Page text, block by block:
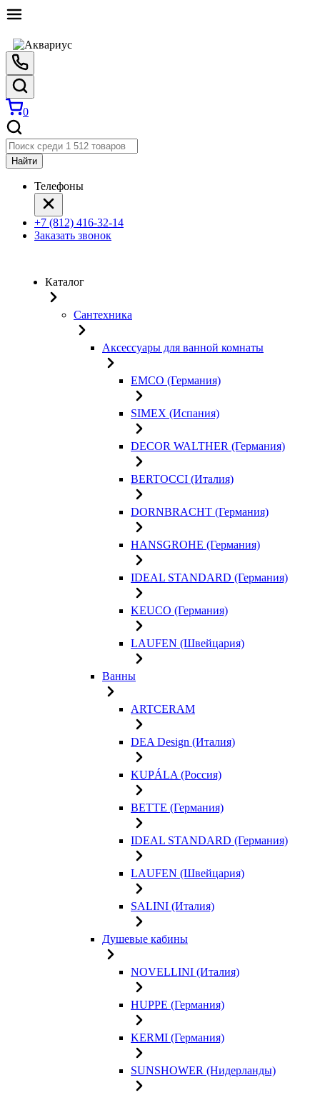
0
Найти
Телефоны
+7 (812) 416-32-14
Заказать звонок
Каталог
Сантехника
Аксессуары для ванной комнаты
EMCO (Германия)
SIMEX (Испания)
DECOR WALTHER (Германия)
BERTOCCI (Италия)
DORNBRACHT (Германия)
HANSGROHE (Германия)
IDEAL STANDARD (Германия)
KEUCO (Германия)
LAUFEN (Швейцария)
Ванны
ARTCERAM
DEA Design (Италия)
KUPÁLA (Россия)
BETTE (Германия)
IDEAL STANDARD (Германия)
LAUFEN (Швейцария)
SALINI (Италия)
Душевые кабины
NOVELLINI (Италия)
HUPPE (Германия)
KERMI (Германия)
SUNSHOWER (Нидерланды)